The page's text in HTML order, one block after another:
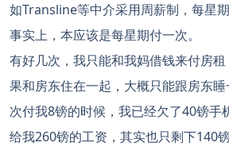
如Transline等中介采用周薪制，每
事实上，本应该是每星期付一次。
有好几次，我只能和我妈借钱来付房
果和房东住在一起，大概只能跟房东
次付我8镑的时候，我已经欠了40镑
给我260镑的工资，其实也只剩下140